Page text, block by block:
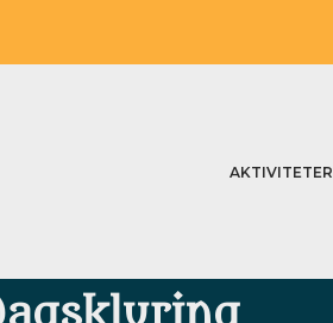
AKTIVITETER